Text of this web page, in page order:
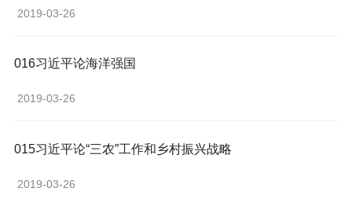
2019-03-26
016习近平论海洋强国
2019-03-26
015习近平论“三农”工作和乡村振兴战略
2019-03-26